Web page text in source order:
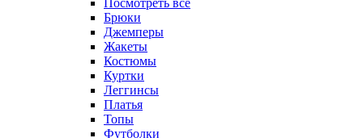
Брюки
Джемперы
Жакеты
Костюмы
Куртки
Леггинсы
Платья
Топы
Футболки